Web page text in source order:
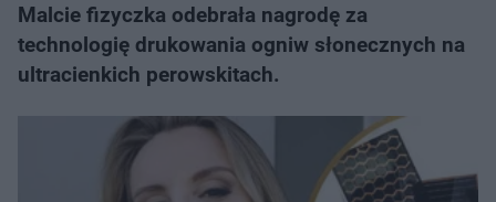
Malcie fizyczka odebrała nagrodę za
technologię drukowania ogniw słonecznych na
ultracienkich perowskitach.